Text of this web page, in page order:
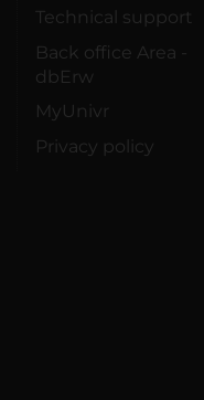
Technical support
Back office Area -
dbErw
MyUnivr
Privacy policy